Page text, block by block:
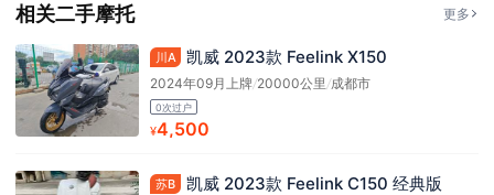
相关二手摩托 更多
川A 凯威 2023款 Feelink X150
2024年09月上牌/20000公里 /成都市
0次过户
¥4,500
苏B 凯威 2023款 Feelink C150 经典版